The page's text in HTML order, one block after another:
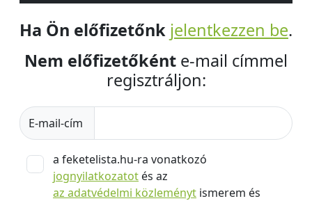
Ha Ön előfizetőnk jelentkezzen be.
Nem előfizetőként e-mail címmel
regisztráljon:
E-mail-cím
a feketelista.hu-ra vonatkozó
jognyilatkozatot és az
az adatvédelmi közleményt ismerem és